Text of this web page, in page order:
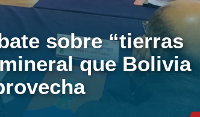
sobre “tierras
que Bolivia